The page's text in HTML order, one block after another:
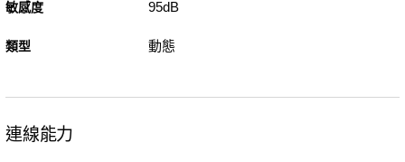
敏感度 95dB
類型 動態
連線能力